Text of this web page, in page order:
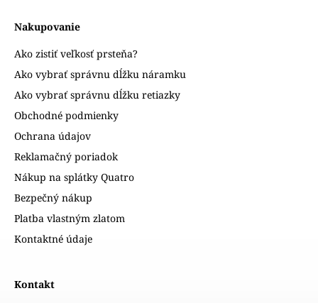
Nakupovanie
Ako zistiť veľkosť prsteňa?
Ako vybrať správnu dĺžku náramku
Ako vybrať správnu dĺžku retiazky
Obchodné podmienky
Ochrana údajov
Reklamačný poriadok
Nákup na splátky Quatro
Bezpečný nákup
Platba vlastným zlatom
Kontaktné údaje
Kontakt